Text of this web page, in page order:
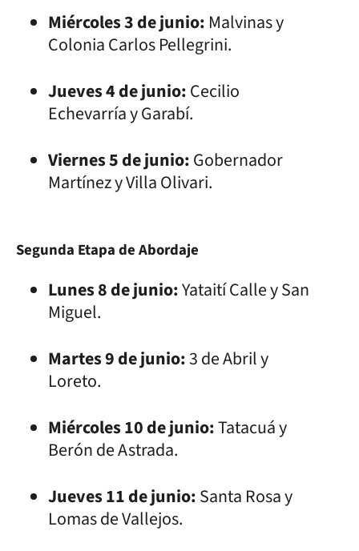
Miércoles 3 de junio: Malvinas y
Colonia Carlos Pellegrini.
Jueves 4 de junio:Cecilio
Echevarría y Garabí.
Viernes 5 de junio:Gobernador
Martínez y Villa Olivari.
Segunda Etapa de Abordaje
Lunes 8 de junio:Yataití Calle y San
Miguel.
Martes 9 de junio:3 de Abril y
Loreto.
Miércoles 10 de junio:Tatacuá y
Berón de Astrada.
Jueves 11 de junio:Santa Rosa y
Lomas de Vallejos.